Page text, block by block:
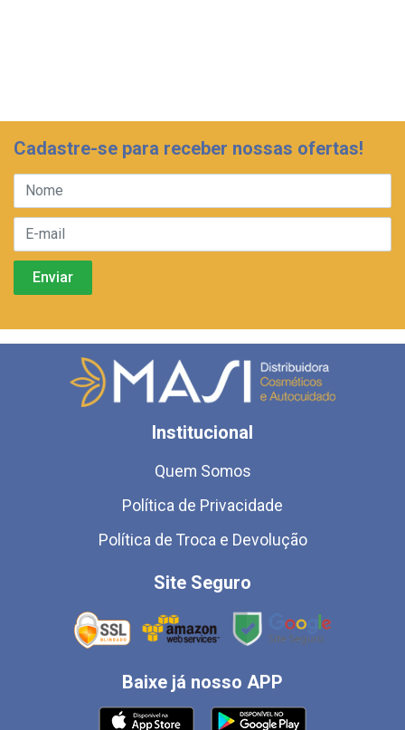
Cadastre-se para receber nossas ofertas!
Institucional
Quem Somos
Política de Privacidade
Política de Troca e Devolução
Site Seguro
Baixe já nosso APP